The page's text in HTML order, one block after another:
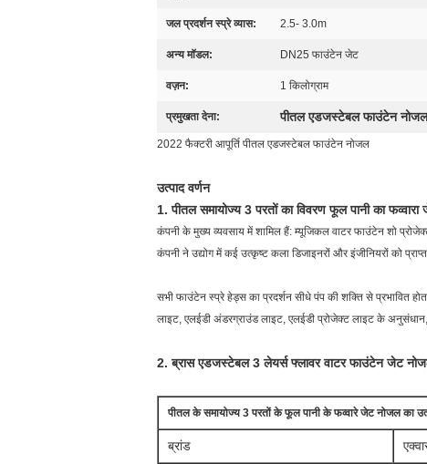
जल प्रदर्शन स्प्रे व्यास: 2.5- 3.0m
अन्य मॉडल: DN25 फाउंटेन जेट
वज़न: 1 किलोग्राम
प्रमुखता देना: पीतल एडजस्टेबल फाउंटेन नोजल
2022 फैक्टरी आपूर्ति पीतल एडजस्टेबल फाउंटेन नोजल
उत्पाद वर्णन
1. पीतल समायोज्य 3 परतों का विवरण फूल पानी का
कंपनी के मुख्य व्यवसाय में शामिल हैं: म्यूजिकल वाटर फाउंटेन शो
कंपनी ने उद्योग में कई उत्कृष्ट कला डिजाइनरों और इंजीनियरों को
सभी फाउंटेन स्प्रे हेड्स का प्रदर्शन सीधे पंप की शक्ति से प्रभावित
लाइट, एलईडी अंडरग्राउंड लाइट, एलईडी प्रोजेक्ट लाइट के
2. ब्रास एडजस्टेबल 3 लेयर्स फ्लावर वाटर फाउंटेन जेट
पीतल के समायोज्य 3 परतों के फूल पानी के फव्वारे जेट नोजल का
ब्रांड